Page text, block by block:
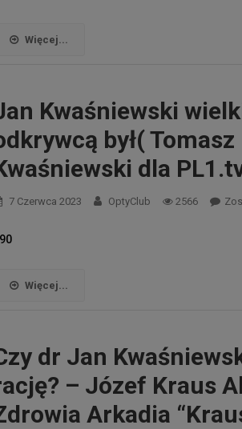
Więcej...
Kwaśniewski
był( Tomasz
dla
7 Czerwca 2023 OptyClub 2566
Więcej...
dr Jan
– Józef Kraus
Arkadia